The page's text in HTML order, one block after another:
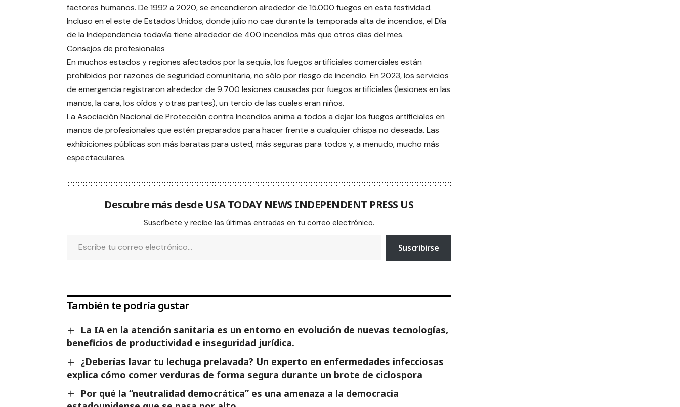
factores humanos. De 1992 a 2020, se encendieron alrededor de 15.000 fuegos en esta festividad.
Incluso en el este de Estados Unidos, donde julio no cae durante la temporada alta de incendios, el Día
de la Independencia todavía tiene alrededor de 400 incendios más que otros días del mes.
Consejos de profesionales
En muchos estados y regiones afectados por la sequía, los fuegos artificiales comerciales están
prohibidos por razones de seguridad comunitaria, no sólo por riesgo de incendio. En 2023, los servicios
de emergencia registraron alrededor de 9.700 lesiones causadas por fuegos artificiales (lesiones en las
manos, la cara, los oídos y otras partes), un tercio de las cuales eran niños.
La Asociación Nacional de Protección contra Incendios anima a todos a dejar los fuegos artificiales en
manos de profesionales que estén preparados para hacer frente a cualquier chispa no deseada. Las
exhibiciones públicas son más baratas para usted, más seguras para todos y, a menudo, mucho más
espectaculares.
Descubre más desde USA TODAY NEWS INDEPENDENT PRESS US
Suscríbete y recibe las últimas entradas en tu correo electrónico.
Suscribirse
También te podría gustar
La IA en la atención sanitaria es un entorno en evolución de nuevas tecnologías,
beneficios de productividad e inseguridad jurídica.
¿Deberías lavar tu lechuga prelavada? Un experto en enfermedades infecciosas
explica cómo comer verduras de forma segura durante un brote de ciclospora
Por qué la “neutralidad democrática” es una amenaza a la democracia